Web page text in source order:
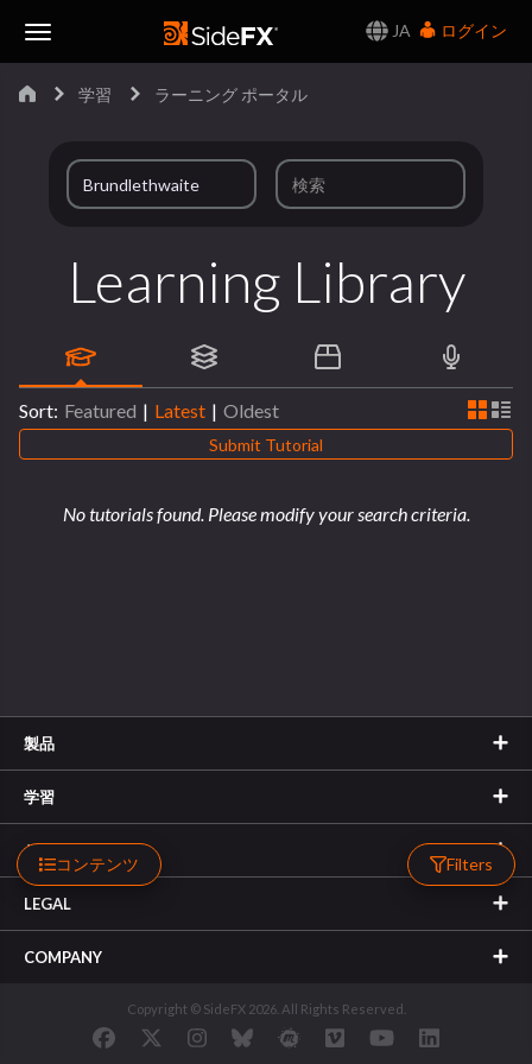
JA
ログイン
コンテンツ Filters
学習 ラーニング ポータル
Learning Library
Sort: Featured | Latest | Oldest
Submit Tutorial
No tutorials found. Please modify your search criteria.
製品
学習
サポート
LEGAL
COMPANY
Copyright © SideFX 2026. All Rights Reserved.